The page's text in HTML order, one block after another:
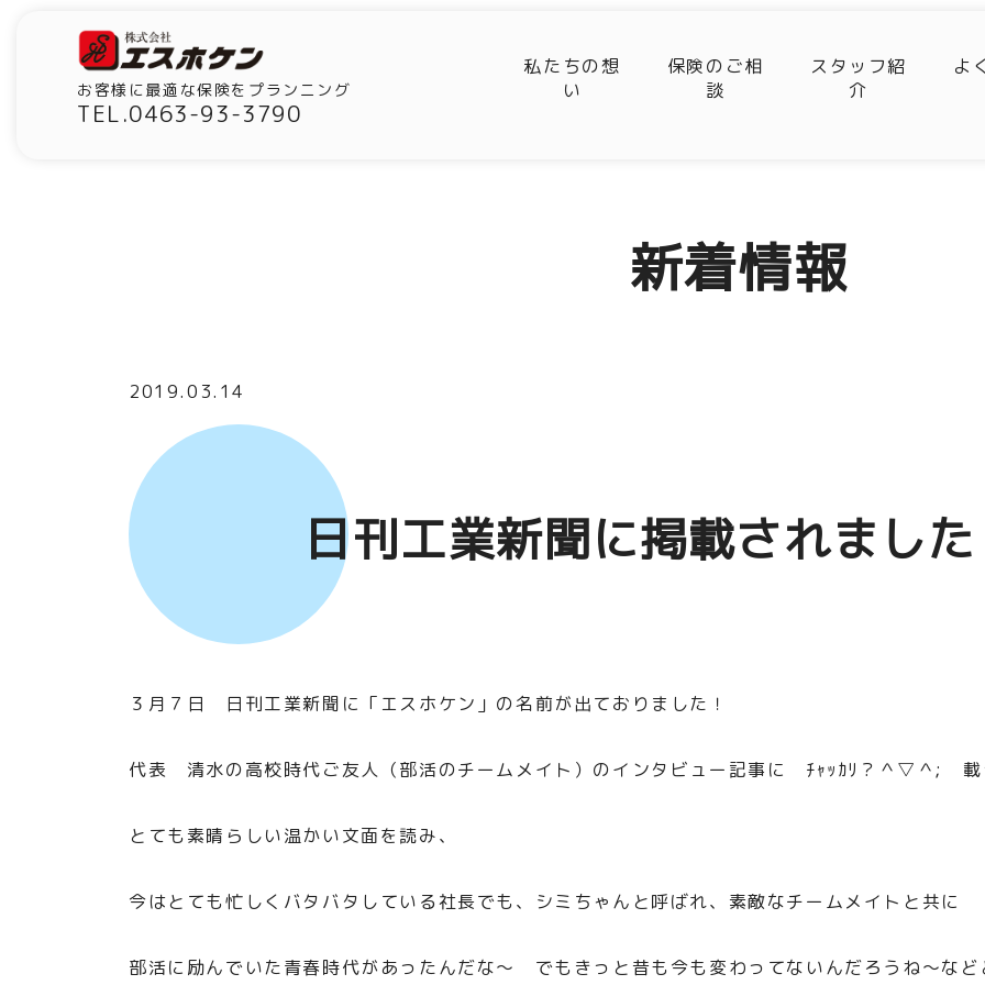
お客様に最適な保険をプランニング
TEL.0463-93-3790
私たちの想
い
保険のご相
談
スタッフ紹
介
よ
新着情報
2019.03.14
日刊工業新聞に掲載されました
３月７日 日刊工業新聞に「エスホケン」の名前が出ておりました！
代表 清水の高校時代ご友人（部活のチームメイト）のインタビュー記事に ﾁｬｯｶﾘ？＾▽＾; 載
とても素晴らしい温かい文面を読み、
今はとても忙しくバタバタしている社長でも、シミちゃんと呼ばれ、素敵なチームメイトと共に
部活に励んでいた青春時代があったんだな～ でもきっと昔も今も変わってないんだろうね～など